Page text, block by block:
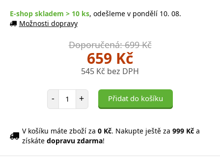
E-shop skladem > 10 ks, odešleme v pondělí 10. 08.
Možnosti dopravy
Doporučená: 699 Kč
659 Kč
545 Kč bez DPH
- Počet položek
+ Přidat do košíku
V košíku máte zboží za 0 Kč. Nakupte ještě za 999 Kč a
získáte dopravu zdarma!